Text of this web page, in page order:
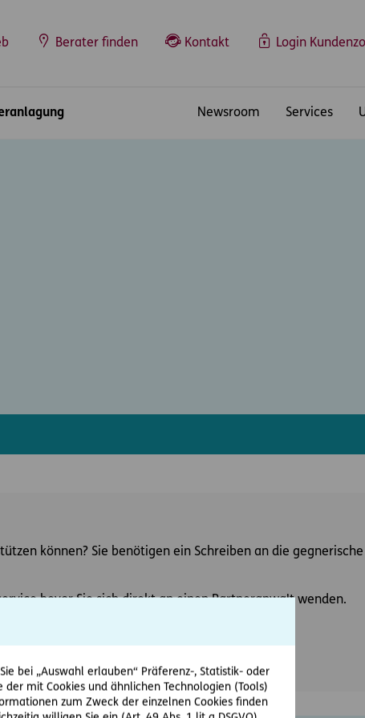
bei „Auswahl erlauben“ Präferenz-, Statistik- oder
mit Cookies und ähnlichen Technologien (Tools)
zum Zweck der einzelnen Cookies finden
Berater finden Kontakt Login
Newsroom Services
können? Sie benötigen ein Schreiben an die
bevor Sie sich direkt an einen Partneranwalt wenden.